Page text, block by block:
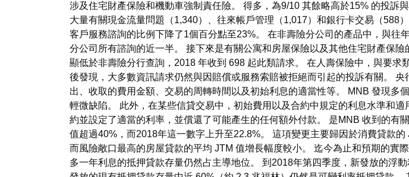
涉及住宅財產保險和機動車強制責任險。 得多，為9/10 其餘略高於15% 的投訴
大量有關現金流量問題（1,340）、往來帳戶管理（1,017）和銀行卡交易（
客戶服務諮詢的比例下降了1個百分點至23%。 在非壽險分公司的產品中，與
分公司所有諮詢的近一半。 接下來是有關公寓和房屋保險以及其他住宅財產保
顯低於非壽險分行查詢，2018 年收到 698 起此類請求。 在人壽保險中，與要
後發現，大多數資訊請求仍然與因賠償或服務索賠被拒絕而引起的投訴有關。
出、收取的費用金額、交易的周轉時間以及初始利息的適當性等。 MNB 發現
輕微缺陷。 此外，在某些信貸交易中，初始費用以及合約中規定的利息水準和
約並設定了適當的利率，並償還了可能產生的任何額外付款。 是MNB 收到的
值超過40%，而2018年這一數字上升至22.8%。 這項變更主要歸因於消費貸款
而風險敞口最高的房屋貸款的平均 JTM 值增長幅度較小。 迄今為止和預期的
多一年利息的抵押貸款存量仍然占主導地位。 到2018年第四季度，新發放的浮